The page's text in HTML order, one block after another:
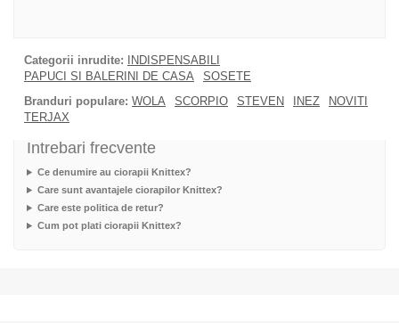
Categorii inrudite:
INDISPENSABILI
PAPUCI SI BALERINI DE CASA
SOSETE
Branduri populare: WOLA SCORPIO STEVEN INEZ
NOVITI
TERJAX
Intrebari frecvente
Ce denumire au ciorapii Knittex?
Care sunt avantajele ciorapilor Knittex?
Care este politica de retur?
Cum pot plati ciorapii Knittex?